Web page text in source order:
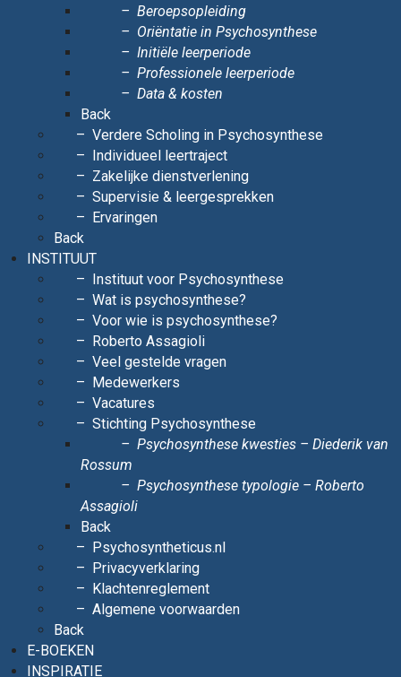
Beroepsopleiding
Oriëntatie in Psychosynthese
Initiële leerperiode
Professionele leerperiode
Data & kosten
Back
Verdere Scholing in Psychosynthese
Individueel leertraject
Zakelijke dienstverlening
Supervisie & leergesprekken
Ervaringen
Back
INSTITUUT
Instituut voor Psychosynthese
Wat is psychosynthese?
Voor wie is psychosynthese?
Roberto Assagioli
Veel gestelde vragen
Medewerkers
Vacatures
Stichting Psychosynthese
Psychosynthese kwesties – Diederik van
Rossum
Psychosynthese typologie – Roberto
Assagioli
Back
Psychosyntheticus.nl
Privacyverklaring
Klachtenreglement
Algemene voorwaarden
Back
E-BOEKEN
INSPIRATIE